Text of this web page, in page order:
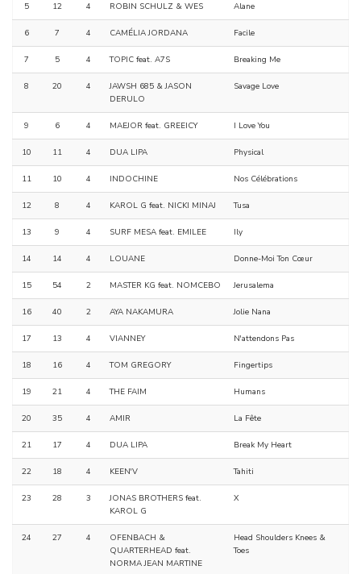
5 12 4 ROBIN SCHULZ & WES Alane
6 7 4 CAMÉLIA JORDANA Facile
7 5 4 TOPIC feat. A7S Breaking Me
8 20 4
JAWSH 685 & JASON
DERULO
Savage Love
9 6 4 MAEJOR feat. GREEICY I Love You
10 11 4 DUA LIPA Physical
11 10 4 INDOCHINE Nos Célébrations
12 8 4 KAROL G feat. NICKI MINAJ Tusa
13 9 4 SURF MESA feat. EMILEE Ily
14 14 4 LOUANE Donne-Moi Ton Cœur
15 54 2 MASTER KG feat. NOMCEBO Jerusalema
16 40 2 AYA NAKAMURA Jolie Nana
17 13 4 VIANNEY N'attendons Pas
18 16 4 TOM GREGORY Fingertips
19 21 4 THE FAIM Humans
20 35 4 AMIR La Fête
21 17 4 DUA LIPA Break My Heart
22 18 4 KEEN'V Tahiti
23 28 3
JONAS BROTHERS feat.
KAROL G
X
24 27 4
OFENBACH &
QUARTERHEAD feat.
NORMA JEAN MARTINE
Head Shoulders Knees &
Toes